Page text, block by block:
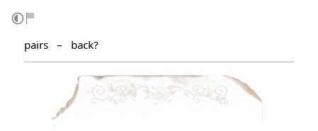
pairs ‎ ‎ – ‎ ‎ back?